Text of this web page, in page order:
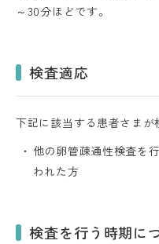
～30分ほどです。
検査適応
下記に該当する患者さまが
他の卵管疎通性検査を
われた方
検査を行う時期に